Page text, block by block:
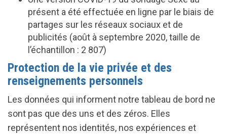
présent a été effectuée en ligne par le biais de
partages sur les réseaux sociaux et de
publicités (août à septembre 2020, taille de
l’échantillon : 2 807)
Protection de la vie privée et des
renseignements personnels
Les données qui informent notre tableau de bord ne
sont pas que des uns et des zéros. Elles
représentent nos identités, nos expériences et